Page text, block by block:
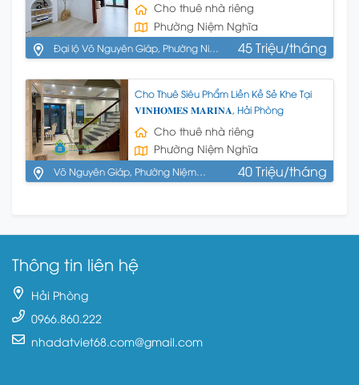
Cho thuê nhà riêng
Phường Niệm Nghĩa
Đại lộ Võ Nguyên Giáp, Phường Niệm
45 Triệu/tháng
Cho Thuê Siêu Phẩm Liền Kề Sẻ Khe Tại
𝐕𝐈𝐍𝐇𝐎𝐌𝐄𝐒 𝐌𝐀𝐑𝐈𝐍𝐀, Hải Phòng
Cho thuê nhà riêng
Phường Niệm Nghĩa
Võ Nguyên Giáp, Phường Niệm
40 Triệu/tháng
Thông tin liên hệ
Hải Phòng
0966.860.222
nhadatviet68.com@gmail.com